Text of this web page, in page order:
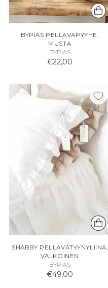
BYPIAS PELLAVAPYYHE,
MUSTA
BYPIAS
€22,00
SHABBY PELLAVATYYNYLIINA,
VALKOINEN
BYPIAS
€49,00